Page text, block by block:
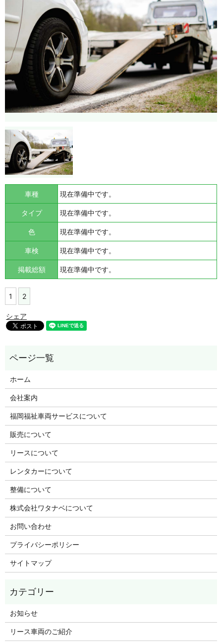
車種 現在準備中です。
タイプ 現在準備中です。
色 現在準備中です。
車検 現在準備中です。
掲載総額 現在準備中です。
1 2
シェア
ホーム
会社案内
福岡福祉車両サービスについて
販売について
リースについて
レンタカーについて
整備について
株式会社ワタナベについて
お問い合わせ
プライバシーポリシー
サイトマップ
お知らせ
リース車両のご紹介